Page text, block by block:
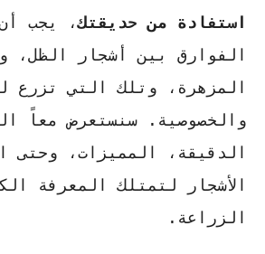
استفادة من حديقتك، يجب
الفوارق بين أشجار الظل،
المزهرة، وتلك التي تزرع
والخصوصية. سنستعرض معاً
الدقيقة، المميزات، وحتى
الأشجار لتمتلك المعرفة
الزراعة.